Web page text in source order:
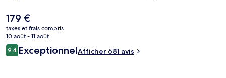
trouve une piscine couverte, un bar / salon et une salle de fitness.
Sympa non ? Les autres voyageurs adorent le personnel
attentionné.
Le
prix
actuel
est
de
179 €
taxes et frais compris
10 août - 11 août
Avis
voyageurs
9,49,4 sur 10
ExceptionnelAfficher 681 avis